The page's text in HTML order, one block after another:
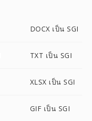
DOCX เป็น SGI
TXT เป็น SGI
XLSX เป็น SGI
GIF เป็น SGI